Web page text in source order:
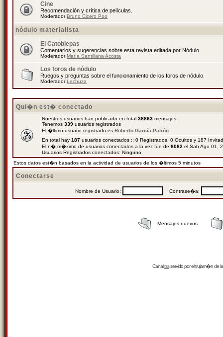
Cine
Recomendación y crítica de películas.
ModeradorBruno Cicero Poo
nódulo materialista
El Catoblepas
Comentarios y sugerencias sobre esta revista editada por Nódulo.
ModeradorMaría Santillana Acosta
Los foros de nódulo
Ruegos y preguntas sobre el funcionamiento de los foros de nódulo.
ModeradorLechuza
Qui�n est� conectado
Nuestros usuarios han publicado en total 38863 mensajes
Tenemos 339 usuarios registrados
El �ltimo usuario registrado es Roberto García-Patrón
En total hay 187 usuarios conectados :: 0 Registrados, 0 Ocultos y 187
El n� m�ximo de usuarios conectados a la vez fue de 8082 el Sab Ago 01,
Usuarios Registrados conectados: Ninguno
Estos datos est�n basados en la actividad de usuarios de los �ltimos 5 minutos
Conectarse
Nombre de Usuario: Contrase�a:
Mensajes nuevos
Canalrssservido por eltrujam�nde